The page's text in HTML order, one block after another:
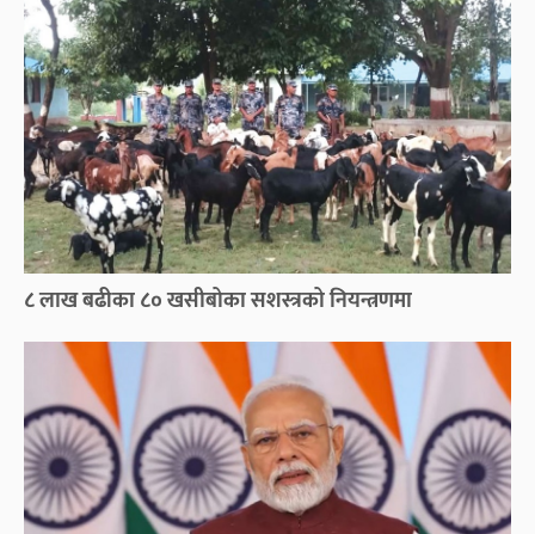
८ लाख बढीका ८० खसीबोका सशस्त्रको नियन्त्रणमा